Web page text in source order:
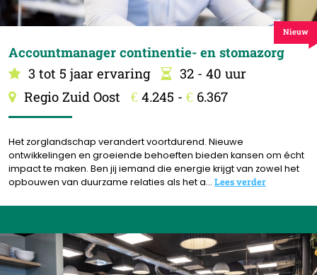
Accountmanager continentie- en stomazorg
3 tot 5 jaar ervaring
32 - 40 uur
Regio Zuid Oost
€ 4.245 - € 6.367
Het zorglandschap verandert voortdurend. Nieuwe
ontwikkelingen en groeiende behoeften bieden kansen om écht
impact te maken. Ben jij iemand die energie krijgt van zowel het
opbouwen van duurzame relaties als het a... Lees verder
Nieuw